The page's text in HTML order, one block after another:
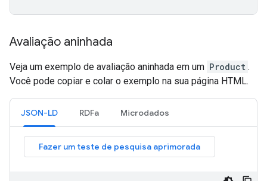
Avaliação aninhada
Veja um exemplo de avaliação aninhada em um Product .
Você pode copiar e colar o exemplo na sua página HTML.
JSON-LD RDFa Microdados